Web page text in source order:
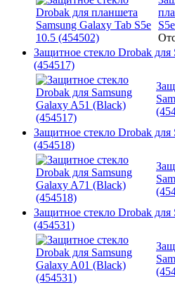
Защитное стекло Drobak
(454517)
Защитное стекло Drobak
(454518)
Защитное стекло Drobak
(454531)